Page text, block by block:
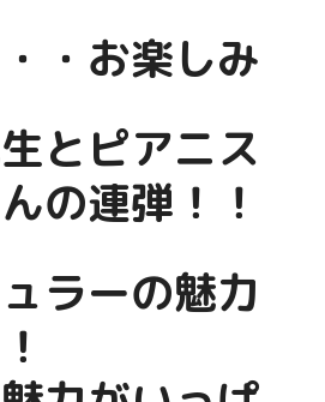
・お楽しみ
とピアニス
の連弾！！
ラーの魅力